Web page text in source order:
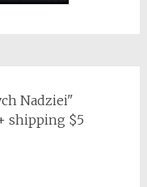
Nadziei"
shipping $5